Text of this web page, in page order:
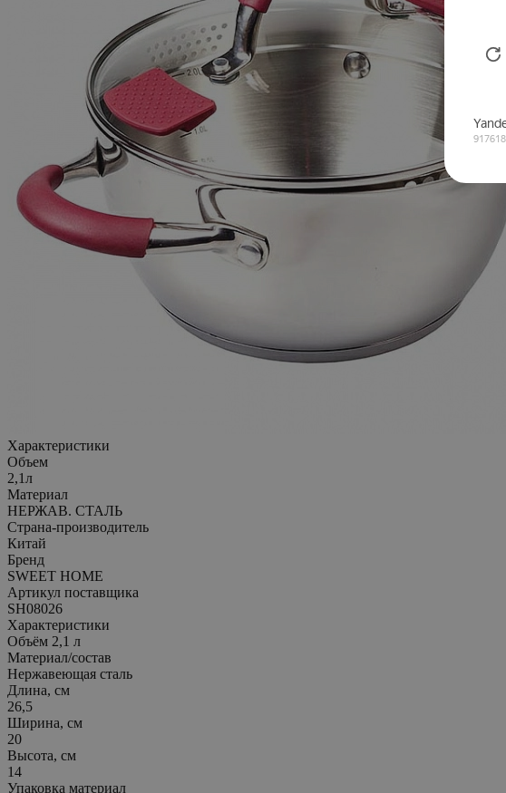
Характеристики
Объем
2,1л
Материал
НЕРЖАВ. СТАЛЬ
Страна-производитель
Китай
Бренд
SWEET HOME
Артикул поставщика
SH08026
Характеристики
Объём 2,1 л
Материал/состав
Нержавеющая сталь
Длина, см
26,5
Ширина, см
20
Высота, см
14
Упаковка материал